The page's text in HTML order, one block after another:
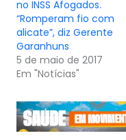
no INSS Afogados.
“Romperam fio com
alicate”, diz Gerente
Garanhuns
5 de maio de 2017
Em "Notícias"